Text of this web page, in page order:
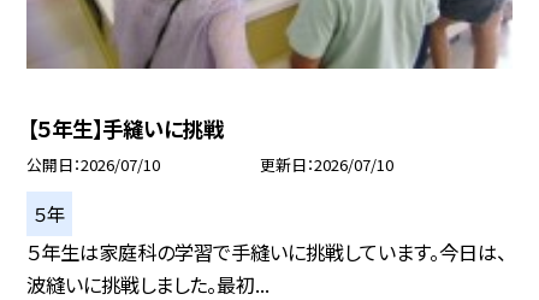
【５年生】手縫いに挑戦
公開日 2026/07/10 更新日 2026/07/10
５年
５年生は家庭科の学習で手縫いに挑戦しています。今日は、
波縫いに挑戦しました。最初...